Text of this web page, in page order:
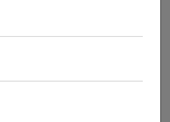
مەبەستی
پیک کەڵکی لێ